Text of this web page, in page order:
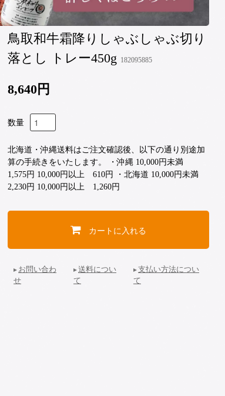
鳥取和牛霜降りしゃぶしゃぶ切り
落とし トレー450g 182095885
8,640円
数量
北海道・沖縄送料はご注文確認後、以下の通り別途加
算の手続きをいたします。 ・沖縄 10,000円未満
1,575円 10,000円以上 610円 ・北海道 10,000円未満
2,230円 10,000円以上 1,260円
カートに入れる
お問い合わ
せ
送料につい
て
支払い方法につい
て